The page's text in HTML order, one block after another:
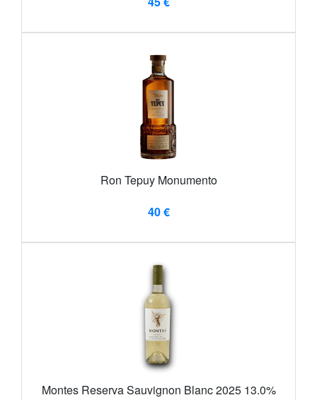
Ron Tepuy Monumento
40 €
Montes Reserva Sauvignon Blanc 2025 13.0%